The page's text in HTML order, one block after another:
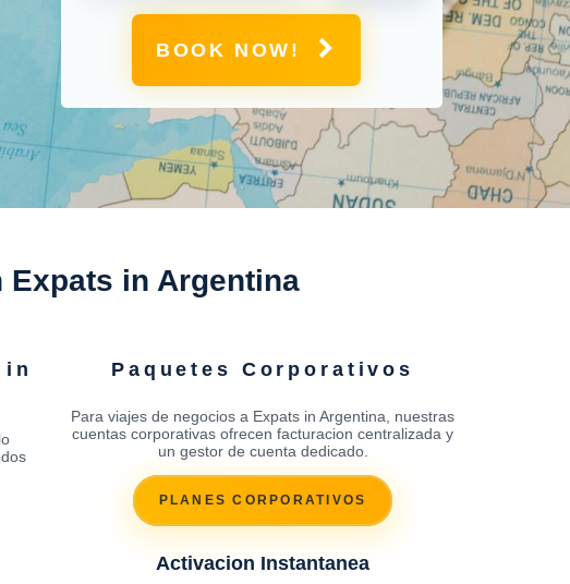
BOOK NOW!
Expats in Argentina
Paquetes Corporativos
Para viajes de negocios a Expats in Argentina, nuestras
cuentas corporativas ofrecen facturacion centralizada y
un gestor de cuenta dedicado.
PLANES CORPORATIVOS
Activacion Instantanea